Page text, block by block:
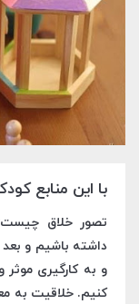
با این منابع
تصور خلاق
داشته باشیم و بعد
و به کارگیری موثر
کنیم. خلاقیت به